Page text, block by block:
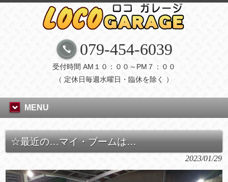
079-454-6039
受付時間 AM１０：００～PM７：００
（ 定休日毎週水曜日・臨休を除く ）
MENU
☆最近の…マイ・ブームは…
2023/01/29